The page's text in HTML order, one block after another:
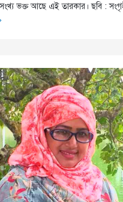
ভক্ত আছে এই তারকার। ছবি :